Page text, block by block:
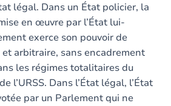
légal. Dans un État policier, la
en œuvre par l’État lui-
exerce son pouvoir de
arbitraire, sans encadrement
les régimes totalitaires du
l’URSS. Dans l’État légal, l’État
par un Parlement qui ne